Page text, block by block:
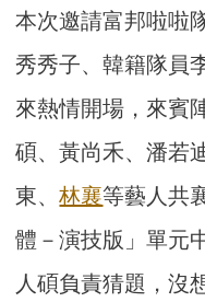
本次邀請富邦啦啦
秀秀子、韓籍隊員
來熱情開場，來賓
碩、黃尚禾、潘若
東、林襄等藝人共
體－演技版」單元
人碩負責猜題，沒